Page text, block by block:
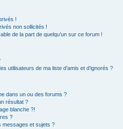
!
non sollicités !
de la part de quelqu’un sur ce forum !
utilisateurs de ma liste d’amis et d’ignorés ?
dans un ou des forums ?
résultat ?
blanche ?!
?
messages et sujets ?